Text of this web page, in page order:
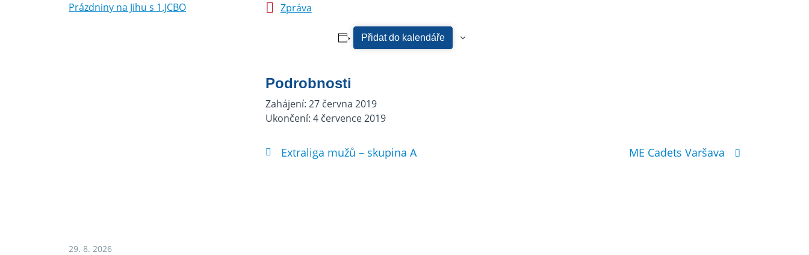
Zpráva
Přidat do kalendáře
Podrobnosti
Zahájení: 27 června 2019
Ukončení: 4 července 2019
Extraliga mužů – skupina A ME Cadets Varšava
Prázdniny na Jihu s 1.JCBO
29. 8. 2026